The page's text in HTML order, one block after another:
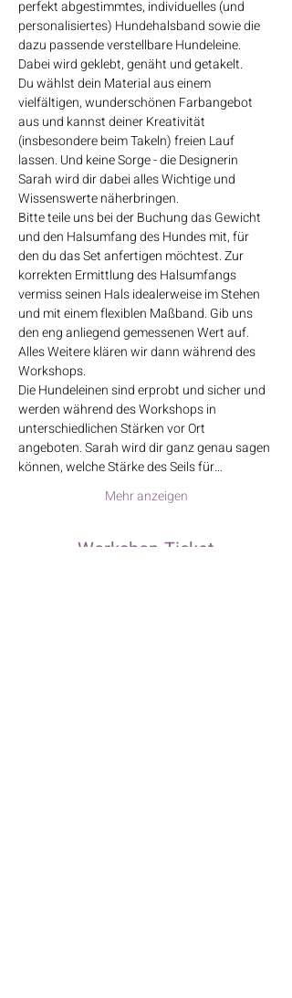
perfekt abgestimmtes, individuelles (und
personalisiertes) Hundehalsband sowie die
dazu passende verstellbare Hundeleine.
Dabei wird geklebt, genäht und getakelt.
Du wählst dein Material aus einem
vielfältigen, wunderschönen Farbangebot
aus und kannst deiner Kreativität
(insbesondere beim Takeln) freien Lauf
lassen. Und keine Sorge - die Designerin
Sarah wird dir dabei alles Wichtige und
Wissenswerte näherbringen.
Bitte teile uns bei der Buchung das Gewicht
und den Halsumfang des Hundes mit, für
den du das Set anfertigen möchtest. Zur
korrekten Ermittlung des Halsumfangs
vermiss seinen Hals idealerweise im Stehen
und mit einem flexiblen Maßband. Gib uns
den eng anliegend gemessenen Wert auf.
Alles Weitere klären wir dann während des
Workshops.
Die Hundeleinen sind erprobt und sicher und
werden während des Workshops in
unterschiedlichen Stärken vor Ort
angeboten. Sarah wird dir ganz genau sagen
können, welche Stärke des Seils für…
Mehr anzeigen
Workshop-Ticket